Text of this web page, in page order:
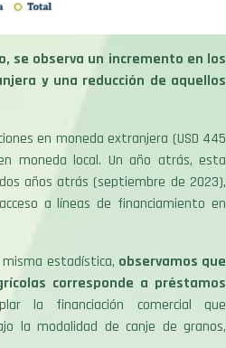
se observa un incremento en los
y una reducción de aquellos
en moneda extranjera (USD 445
moneda local. Un año atrás, esta
años atrás (septiembre de 2023),
a líneas de financiamiento en
estadística, observamos que
corresponde a préstamos
la financiación comercial que
la modalidad de canje de granos,